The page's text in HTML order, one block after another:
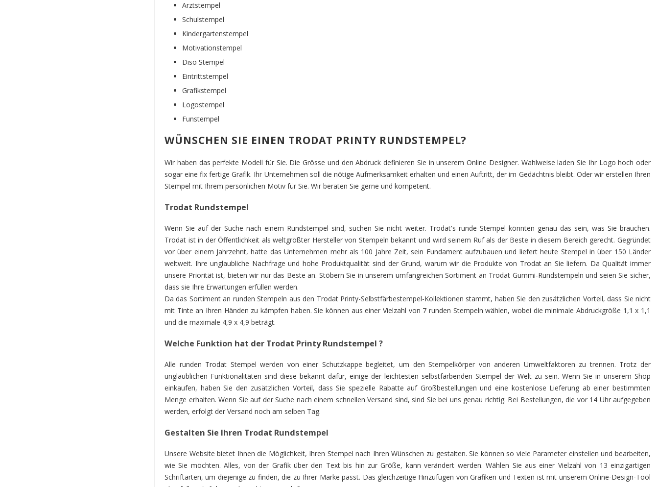
Arztstempel
Schulstempel
Kindergartenstempel
Motivationstempel
Diso Stempel
Eintrittstempel
Grafikstempel
Logostempel
Funstempel
WÜNSCHEN SIE EINEN TRODAT PRINTY RUNDSTEMPEL?
Wir haben das perfekte Modell für Sie. Die Grösse und den Abdruck definieren Sie in unserem Online Designer. Wahlweise laden Sie Ihr Logo hoch oder
sogar eine fix fertige Grafik. Ihr Unternehmen soll die nötige Aufmerksamkeit erhalten und einen Auftritt, der im Gedächtnis bleibt. Oder wir erstellen Ihren
Stempel mit Ihrem persönlichen Motiv für Sie. Wir beraten Sie gerne und kompetent.
Trodat Rundstempel
Wenn Sie auf der Suche nach einem Rundstempel sind, suchen Sie nicht weiter. Trodat's runde Stempel könnten genau das sein, was Sie brauchen.
Trodat ist in der Öffentlichkeit als weltgrößter Hersteller von Stempeln bekannt und wird seinem Ruf als der Beste in diesem Bereich gerecht. Gegründet
vor über einem Jahrzehnt, hatte das Unternehmen mehr als 100 Jahre Zeit, sein Fundament aufzubauen und liefert heute Stempel in über 150 Länder
weltweit. Ihre unglaubliche Nachfrage und hohe Produktqualität sind der Grund, warum wir die Produkte von Trodat an Sie liefern. Da Qualität immer
unsere Priorität ist, bieten wir nur das Beste an. Stöbern Sie in unserem umfangreichen Sortiment an Trodat Gummi-Rundstempeln und seien Sie sicher,
dass sie Ihre Erwartungen erfüllen werden.
Da das Sortiment an runden Stempeln aus den Trodat Printy-Selbstfärbestempel-Kollektionen stammt, haben Sie den zusätzlichen Vorteil, dass Sie nicht
mit Tinte an Ihren Händen zu kämpfen haben. Sie können aus einer Vielzahl von 7 runden Stempeln wählen, wobei die minimale Abdruckgröße 1,1 x 1,1
und die maximale 4,9 x 4,9 beträgt.
Welche Funktion hat der Trodat Printy Rundstempel ?
Alle runden Trodat Stempel werden von einer Schutzkappe begleitet, um den Stempelkörper von anderen Umweltfaktoren zu trennen. Trotz der
unglaublichen Funktionalitäten sind diese bekannt dafür, einige der leichtesten selbstfärbenden Stempel der Welt zu sein. Wenn Sie in unserem Shop
einkaufen, haben Sie den zusätzlichen Vorteil, dass Sie spezielle Rabatte auf Großbestellungen und eine kostenlose Lieferung ab einer bestimmten
Menge erhalten. Wenn Sie auf der Suche nach einem schnellen Versand sind, sind Sie bei uns genau richtig. Bei Bestellungen, die vor 14 Uhr aufgegeben
werden, erfolgt der Versand noch am selben Tag.
Gestalten Sie Ihren Trodat Rundstempel
Unsere Website bietet Ihnen die Möglichkeit, Ihren Stempel nach Ihren Wünschen zu gestalten. Sie können so viele Parameter einstellen und bearbeiten,
wie Sie möchten. Alles, von der Grafik über den Text bis hin zur Größe, kann verändert werden. Wählen Sie aus einer Vielzahl von 13 einzigartigen
Schriftarten, um diejenige zu finden, die zu Ihrer Marke passt. Das gleichzeitige Hinzufügen von Grafiken und Texten ist mit unserem Online-Design-Tool